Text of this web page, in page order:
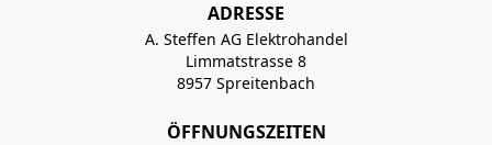
ADRESSE
A. Steffen AG Elektrohandel
Limmatstrasse 8
8957 Spreitenbach
ÖFFNUNGSZEITEN